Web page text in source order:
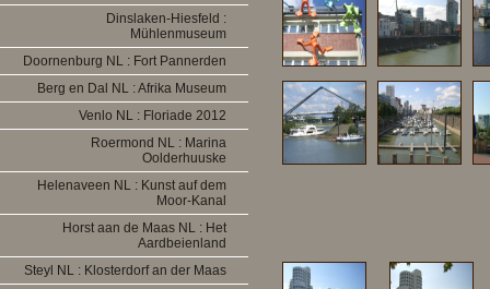
Dinslaken-Hiesfeld :
Mühlenmuseum
Doornenburg NL : Fort Pannerden
Berg en Dal NL : Afrika Museum
Venlo NL : Floriade 2012
Roermond NL : Marina
Oolderhuuske
Helenaveen NL : Kunst auf dem
Moor-Kanal
Horst aan de Maas NL : Het
Aardbeienland
Steyl NL : Klosterdorf an der Maas